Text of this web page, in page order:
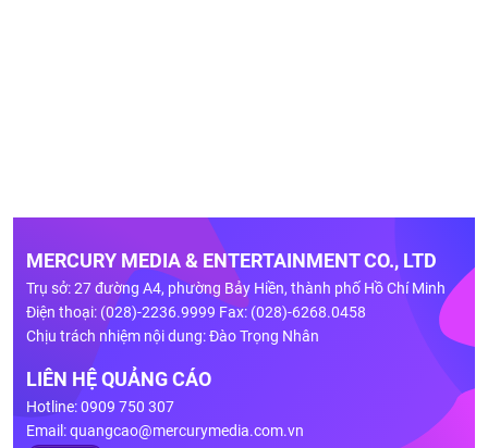
MERCURY MEDIA & ENTERTAINMENT CO., LTD
Trụ sở: 27 đường A4, phường Bảy Hiền, thành phố Hồ Chí Minh
Điện thoại: (028)-2236.9999 Fax: (028)-6268.0458
Chịu trách nhiệm nội dung: Đào Trọng Nhân
LIÊN HỆ QUẢNG CÁO
Hotline: 0909 750 307
Email:quangcao@mercurymedia.com.vn